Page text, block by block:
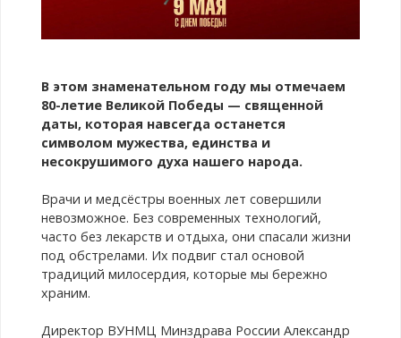
В этом знаменательном году мы отмечаем
80-летие Великой Победы — священной
даты, которая навсегда останется
символом мужества, единства и
несокрушимого духа нашего народа.
Врачи и медсёстры военных лет совершили
невозможное. Без современных технологий,
часто без лекарств и отдыха, они спасали жизни
под обстрелами. Их подвиг стал основой
традиций милосердия, которые мы бережно
храним.
Директор ВУНМЦ Минздрава России Александр